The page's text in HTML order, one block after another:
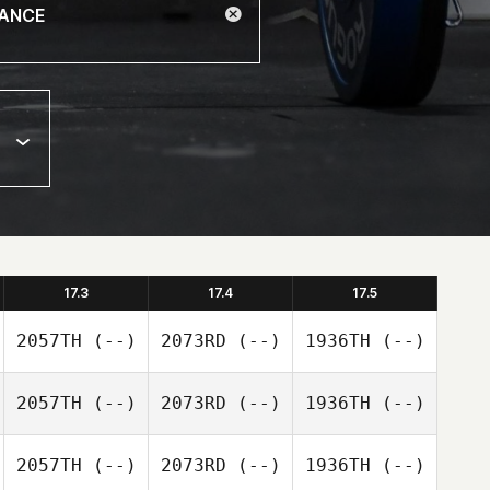
17.3 17.4 17.5
2057TH (--) 2073RD (--) 1936TH (--)
2057TH (--) 2073RD (--) 1936TH (--)
2057TH (--) 2073RD (--) 1936TH (--)